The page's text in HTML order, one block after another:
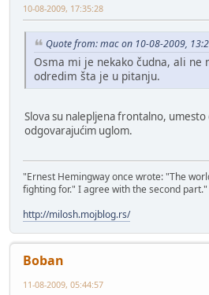
10-08-2009, 17:35:28
Quote from: mac on 10-08-2009,
Osma mi je nekako čudna, ali ne
odredim šta je u pitanju.
Slova su nalepljena frontalno, umesto
odgovarajućim uglom.
"Ernest Hemingway once wrote: "The
fighting for." I agree with the second part."
http://milosh.mojblog.rs/
Boban
11-08-2009, 05:44:57